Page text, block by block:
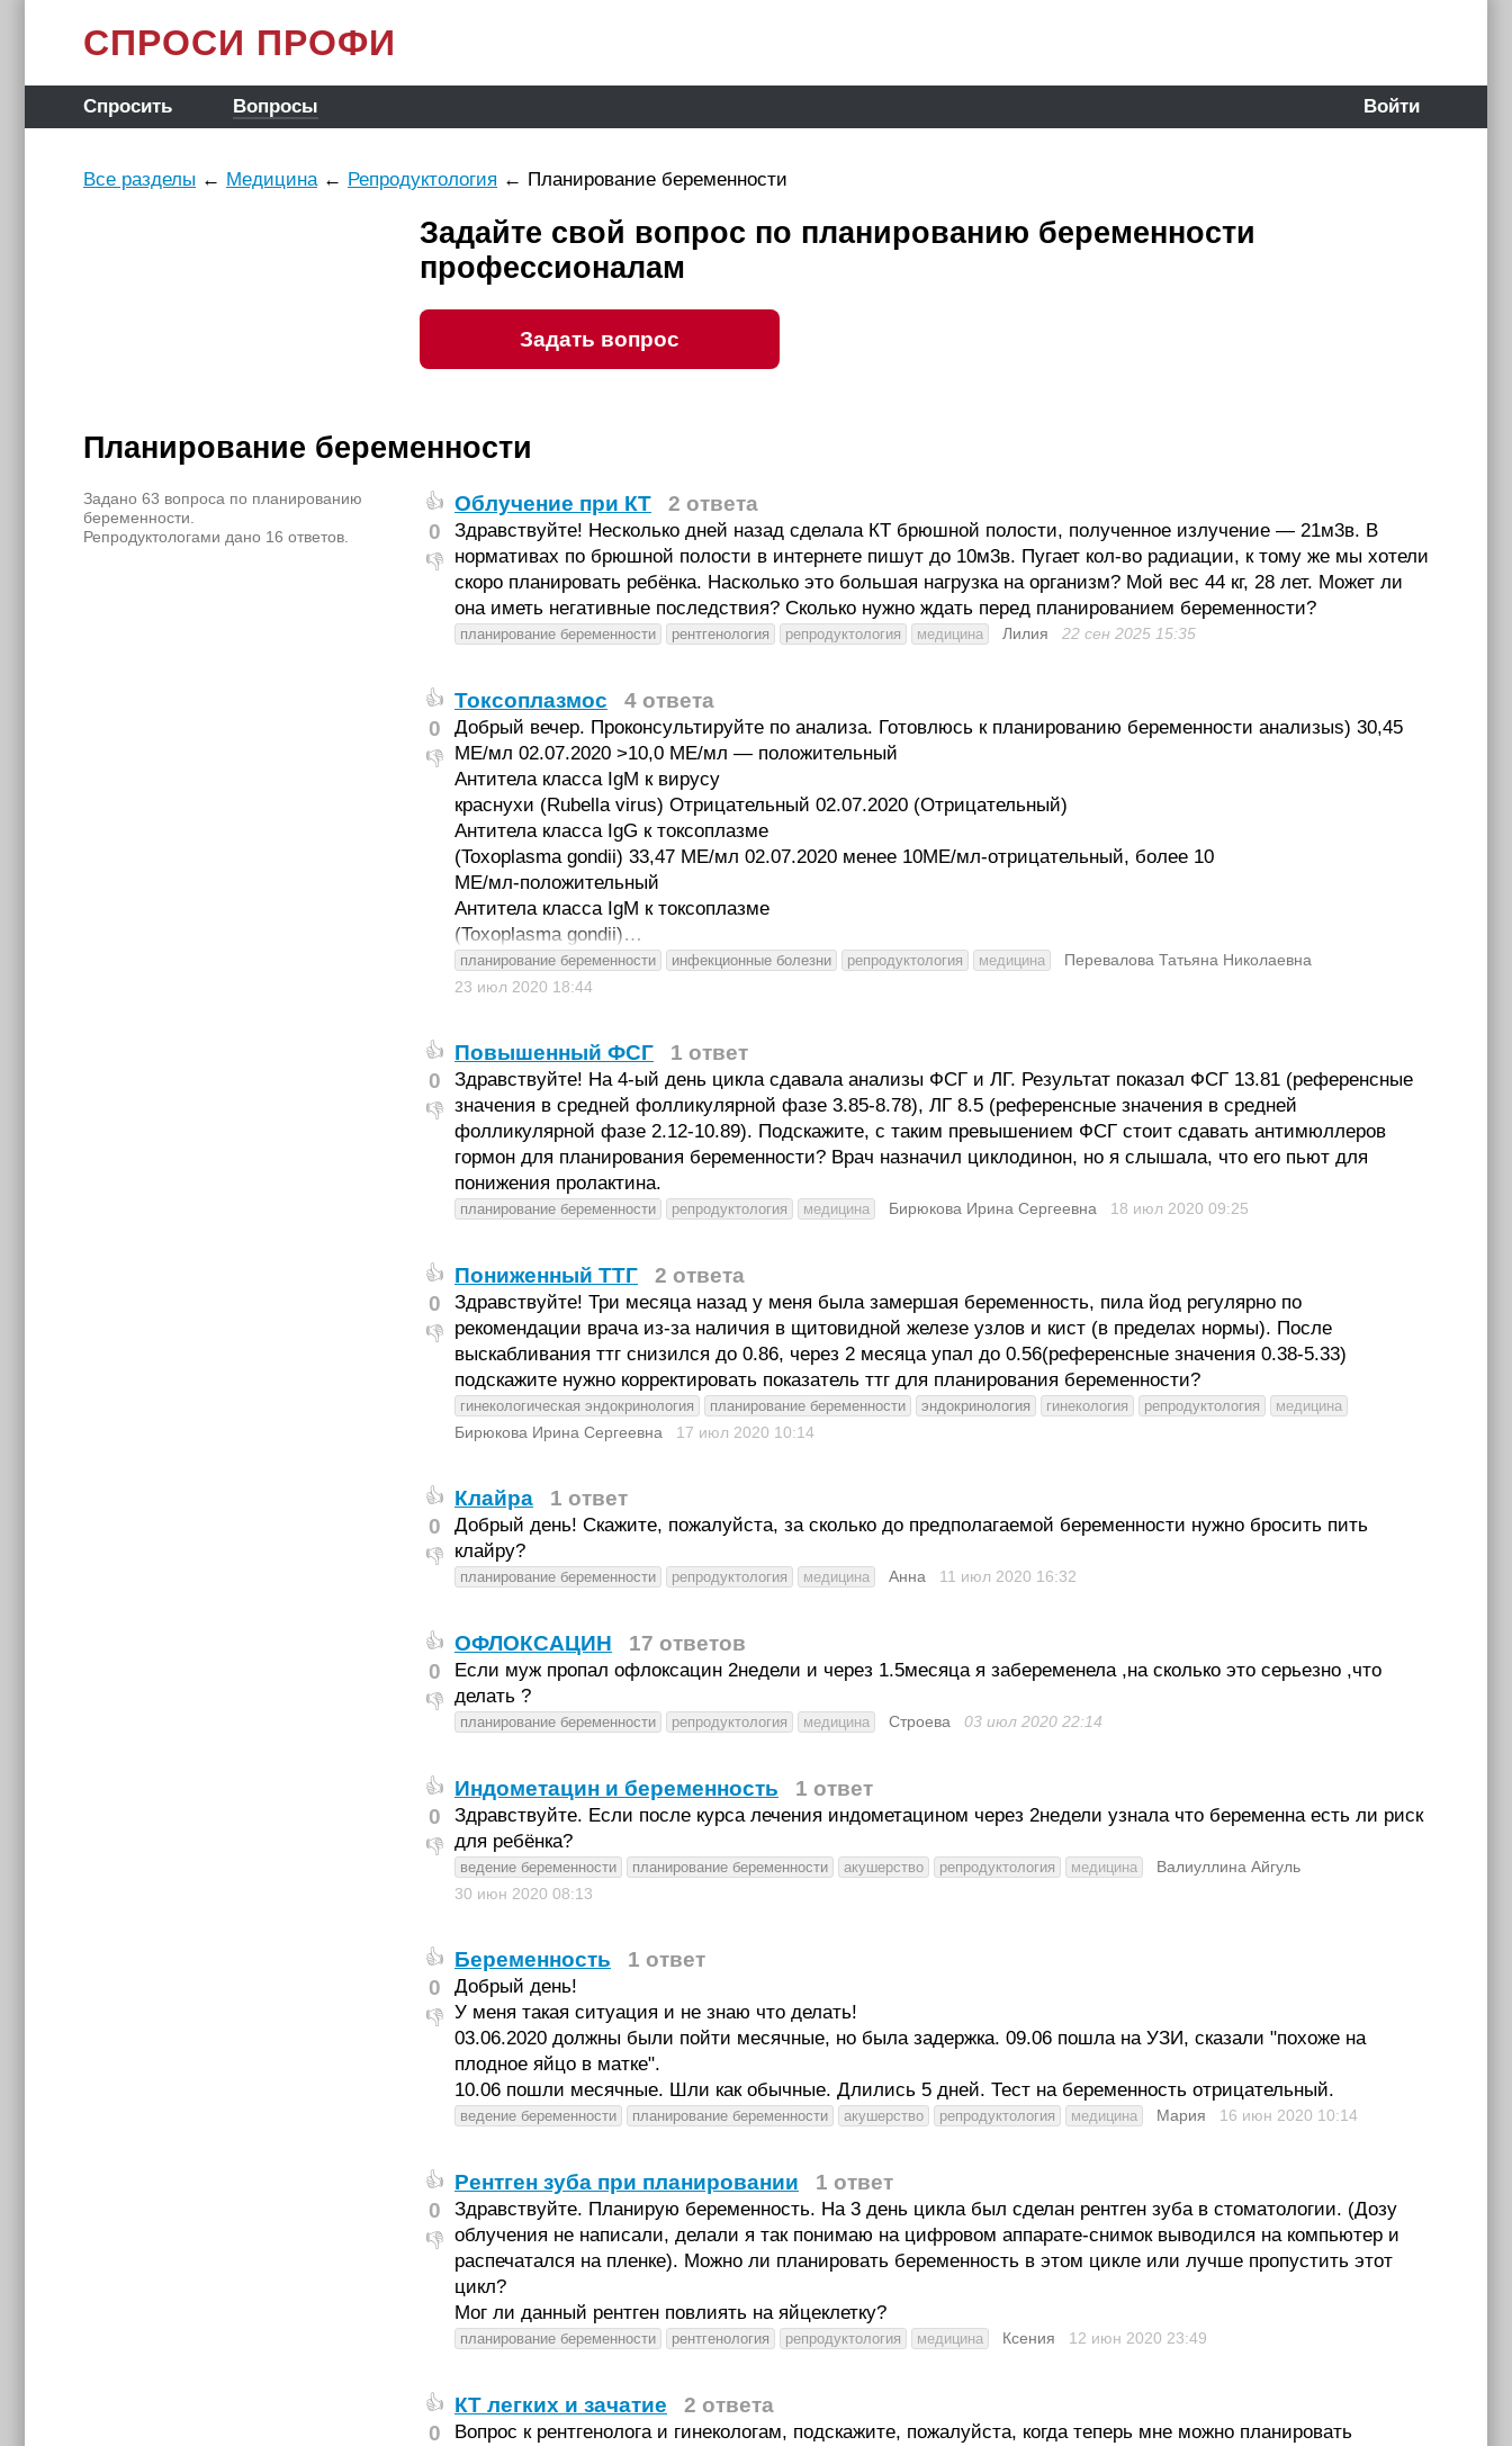
СПРОСИ ПРОФИ
Спросить Вопросы Войти
Все разделы ← Медицина← Репродуктология ← Планирование беременности
Задайте свой вопрос по планированию беременности
профессионалам
Задать вопрос
Планирование беременности
Задано 63 вопроса по планированию
беременности.
Репродуктологами дано 16 ответов.
👍
0
👎
Облучение при КТ 2 ответа
Здравствуйте! Несколько дней назад сделала КТ брюшной полости, полученное излучение — 21м3в. В
нормативах по брюшной полости в интернете пишут до 10м3в. Пугает кол-во радиации, к тому же мы хотели
скоро планировать ребёнка. Насколько это большая нагрузка на организм? Мой вес 44 кг, 28 лет. Может ли
она иметь негативные последствия? Сколько нужно ждать перед планированием беременности?
планирование беременности рентгенология репродуктология медицина Лилия 22 сен 2025 15:35
👍
0
👎
Токсоплазмос 4 ответа
Добрый вечер. Проконсультируйте по анализа. Готовлюсь к планированию беременности анализыs) 30,45
ME/мл 02.07.2020 >10,0 МЕ/мл — положительный
Антитела класса IgM к вирусу
краснухи (Rubella virus) Отрицательный 02.07.2020 (Отрицательный)
Антитела класса IgG к токсоплазме
(Toxoplasma gondii) 33,47 ME/мл 02.07.2020 менее 10МЕ/мл-отрицательный, более 10
МЕ/мл-положительный
Антитела класса IgМ к токсоплазме
(Toxoplasma gondii)…
планирование беременности инфекционные болезни репродуктология медицина
Перевалова Татьяна Николаевна
23 июл 2020 18:44
👍
0
👎
Повышенный ФСГ 1 ответ
Здравствуйте! На 4-ый день цикла сдавала анализы ФСГ и ЛГ. Результат показал ФСГ 13.81 (референсные
значения в средней фолликулярной фазе 3.85-8.78), ЛГ 8.5 (референсные значения в средней
фолликулярной фазе 2.12-10.89). Подскажите, с таким превышением ФСГ стоит сдавать антимюллеров
гормон для планирования беременности? Врач назначил циклодинон, но я слышала, что его пьют для
понижения пролактина.
планирование беременности репродуктология медицина Бирюкова Ирина Сергеевна 18 июл 2020 09:25
👍
0
👎
Пониженный ТТГ 2 ответа
Здравствуйте! Три месяца назад у меня была замершая беременность, пила йод регулярно по
рекомендации врача из-за наличия в щитовидной железе узлов и кист (в пределах нормы). После
выскабливания ттг снизился до 0.86, через 2 месяца упал до 0.56(референсные значения 0.38-5.33)
подскажите нужно корректировать показатель ттг для планирования беременности?
гинекологическая эндокринология планирование беременности эндокринология гинекология репродуктология медицина
Бирюкова Ирина Сергеевна 17 июл 2020 10:14
👍
0
👎
Клайра 1 ответ
Добрый день! Скажите, пожалуйста, за сколько до предполагаемой беременности нужно бросить пить
клайру?
планирование беременности репродуктология медицина Анна 11 июл 2020 16:32
👍
0
👎
ОФЛОКСАЦИН 17 ответов
Если муж пропал офлоксацин 2недели и через 1.5месяца я забеременела ,на сколько это серьезно ,что
делать ?
планирование беременности репродуктология медицина Строева 03 июл 2020 22:14
👍
0
👎
Индометацин и беременность 1 ответ
Здравствуйте. Если после курса лечения индометацином через 2недели узнала что беременна есть ли риск
для ребёнка?
ведение беременности планирование беременности акушерство репродуктология медицина
Валиуллина Айгуль
30 июн 2020 08:13
👍
0
👎
Беременность 1 ответ
Добрый день!
У меня такая ситуация и не знаю что делать!
03.06.2020 должны были пойти месячные, но была задержка. 09.06 пошла на УЗИ, сказали "похоже на
плодное яйцо в матке".
10.06 пошли месячные. Шли как обычные. Длились 5 дней. Тест на беременность отрицательный.
ведение беременности планирование беременности акушерство репродуктология медицина Мария 16 июн 2020 10:14
👍
0
👎
Рентген зуба при планировании 1 ответ
Здравствуйте. Планирую беременность. На 3 день цикла был сделан рентген зуба в стоматологии. (Дозу
облучения не написали, делали я так понимаю на цифровом аппарате-снимок выводился на компьютер и
распечатался на пленке). Можно ли планировать беременность в этом цикле или лучше пропустить этот
цикл?
Мог ли данный рентген повлиять на яйцеклетку?
планирование беременности рентгенология репродуктология медицина Ксения 12 июн 2020 23:49
👍
0
КТ легких и зачатие 2 ответа
Вопрос к рентгенолога и гинекологам, подскажите, пожалуйста, когда теперь мне можно планировать